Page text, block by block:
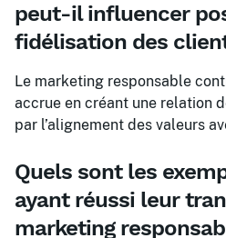
peut-il influencer
fidélisation des
Le marketing responsable
accrue en créant une relation
par l’alignement des valeurs
Quels sont les
ayant réussi leur
marketing